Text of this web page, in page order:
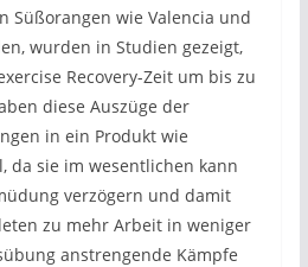
Süßorangen wie Valencia und
wurden in Studien gezeigt,
Recovery-Zeit um bis zu
diese Auszüge der
in ein Produkt wie
da sie im wesentlichen kann
verzögern und damit
zu mehr Arbeit in weniger
anstrengende Kämpfe